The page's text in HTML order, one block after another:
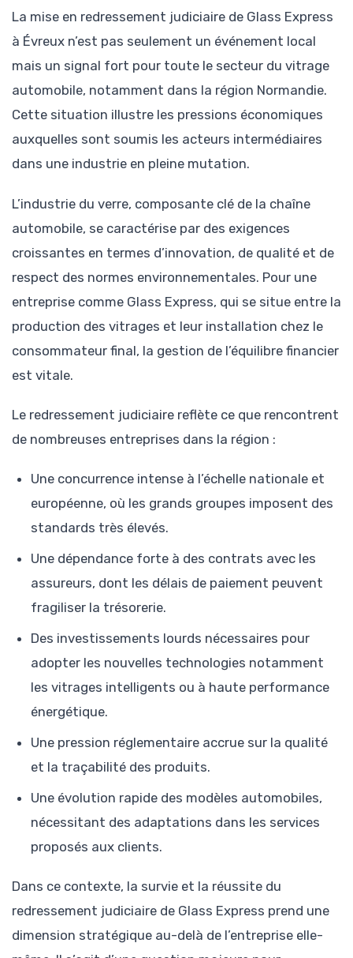
La mise en redressement judiciaire de Glass Express
à Évreux n’est pas seulement un événement local
mais un signal fort pour toute le secteur du vitrage
automobile, notamment dans la région Normandie.
Cette situation illustre les pressions économiques
auxquelles sont soumis les acteurs intermédiaires
dans une industrie en pleine mutation.
L’industrie du verre, composante clé de la chaîne
automobile, se caractérise par des exigences
croissantes en termes d’innovation, de qualité et de
respect des normes environnementales. Pour une
entreprise comme Glass Express, qui se situe entre la
production des vitrages et leur installation chez le
consommateur final, la gestion de l’équilibre financier
est vitale.
Le redressement judiciaire reflète ce que rencontrent
de nombreuses entreprises dans la région :
Une concurrence intense à l’échelle nationale et
européenne, où les grands groupes imposent des
standards très élevés.
Une dépendance forte à des contrats avec les
assureurs, dont les délais de paiement peuvent
fragiliser la trésorerie.
Des investissements lourds nécessaires pour
adopter les nouvelles technologies notamment
les vitrages intelligents ou à haute performance
énergétique.
Une pression réglementaire accrue sur la qualité
et la traçabilité des produits.
Une évolution rapide des modèles automobiles,
nécessitant des adaptations dans les services
proposés aux clients.
Dans ce contexte, la survie et la réussite du
redressement judiciaire de Glass Express prend une
dimension stratégique au-delà de l’entreprise elle-